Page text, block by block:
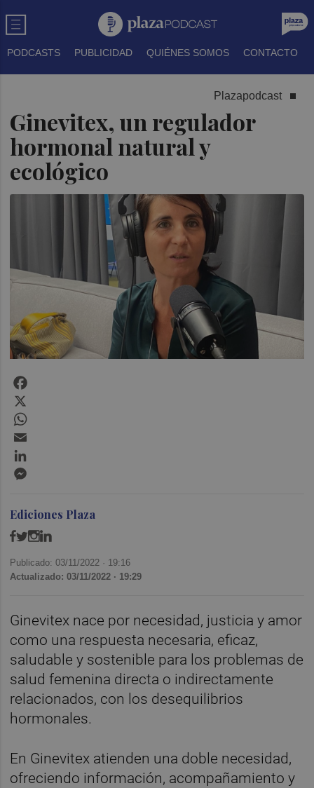
PODCASTS PUBLICIDAD QUIÉNES SOMOS CONTACTO
Plazapodcast
Ginevitex, un regulador
hormonal natural y
ecológico
Ediciones Plaza
Publicado: 03/11/2022 · 19:16
Actualizado: 03/11/2022 · 19:29
Ginevitex nace por necesidad, justicia y amor
como una respuesta necesaria, eficaz,
saludable y sostenible para los problemas de
salud femenina directa o indirectamente
relacionados, con los desequilibrios
hormonales.
En Ginevitex atienden una doble necesidad,
ofreciendo información, acompañamiento y